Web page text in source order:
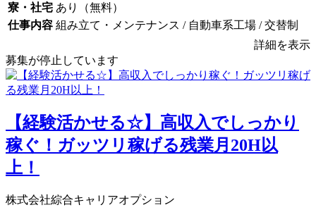
寮・社宅 あり（無料）
仕事内容 組み立て・メンテナンス / 自動車系工場 / 交替制
詳細を表示
募集が停止しています
【経験活かせる☆】高収入でしっかり
稼ぐ！ガッツリ稼げる残業月20H以
上！
株式会社綜合キャリアオプション